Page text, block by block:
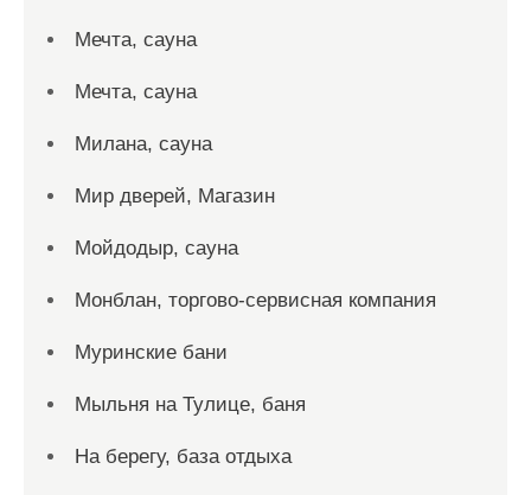
Мечта, сауна
Мечта, сауна
Милана, сауна
Мир дверей, Магазин
Мойдодыр, сауна
Монблан, торгово-сервисная компания
Муринские бани
Мыльня на Тулице, баня
На берегу, база отдыха